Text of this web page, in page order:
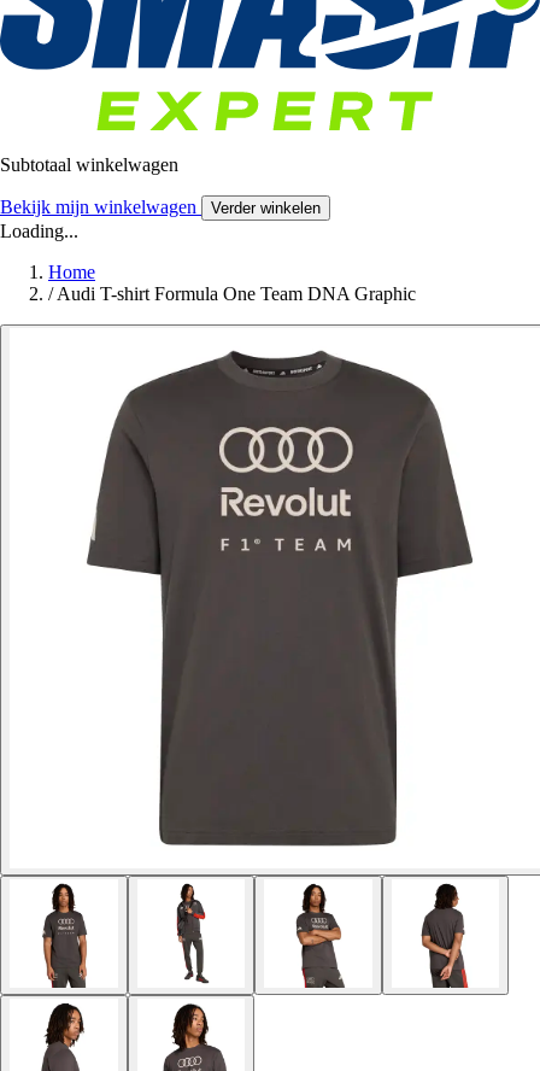
Subtotaal winkelwagen
Bekijk mijn winkelwagen Verder winkelen
Loading...
Home
/ Audi T-shirt Formula One Team DNA Graphic